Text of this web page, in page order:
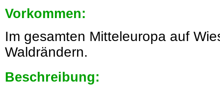
Vorkommen:
Im gesamten Mitteleuropa auf
Waldrändern.
Beschreibung: